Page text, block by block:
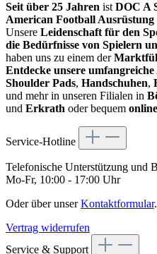
Seit über 25 Jahren ist DOC A
American Football Ausrüstung
Unsere Leidenschaft für den
die Bedürfnisse von Spielern
haben uns zu einem der
Entdecke unsere
Shoulder Pads, Handschuhen,
und mehr in unseren Filialen in
und Erkrath oder bequem online
Service-Hotline
Telefonische Unterstützung und
Mo-Fr, 10:00 - 17:00 Uhr
Oder über unserKontaktformular.
Vertrag widerrufen
Service & Support